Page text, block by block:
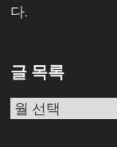
다.
글 목록
글